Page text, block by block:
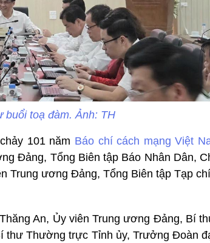
buổi toạ đàm. Ảnh: TH
101 năm Báo chí cách mạng Việt
Đảng, Tổng Biên tập Báo Nhân Dân,
Trung ương Đảng, Tổng Biên tập Tạp
An, Ủy viên Trung ương Đảng, Bí
thư Thường trực Tỉnh ủy, Trưởng Đoàn